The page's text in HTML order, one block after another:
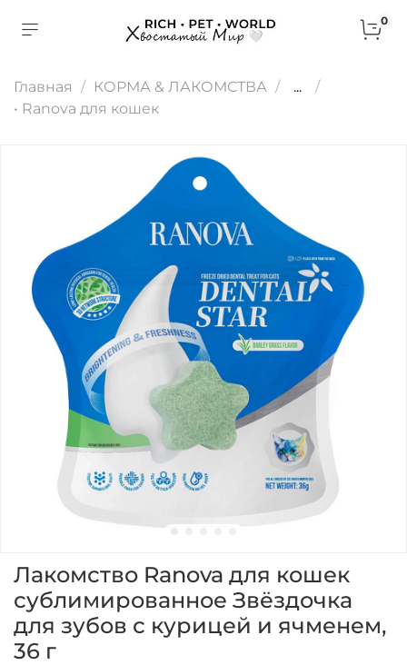
0
Главная КОРМА & ЛАКОМСТВА
...
• Ranova для кошек
Лакомство Ranova для кошек
сублимированное Звёздочка
для зубов с курицей и ячменем,
36 г